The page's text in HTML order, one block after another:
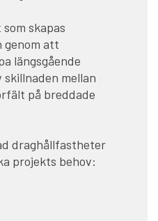
skapas
genom att
längsgående
mellan
på breddade
draghållfastheter
projekts behov: